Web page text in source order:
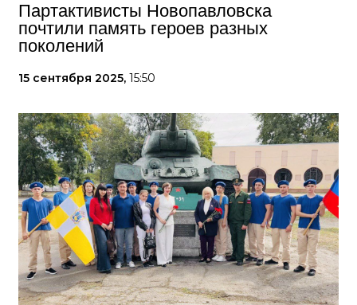
Партактивисты Новопавловска
почтили память героев разных
поколений
15 сентября 2025, 15:50